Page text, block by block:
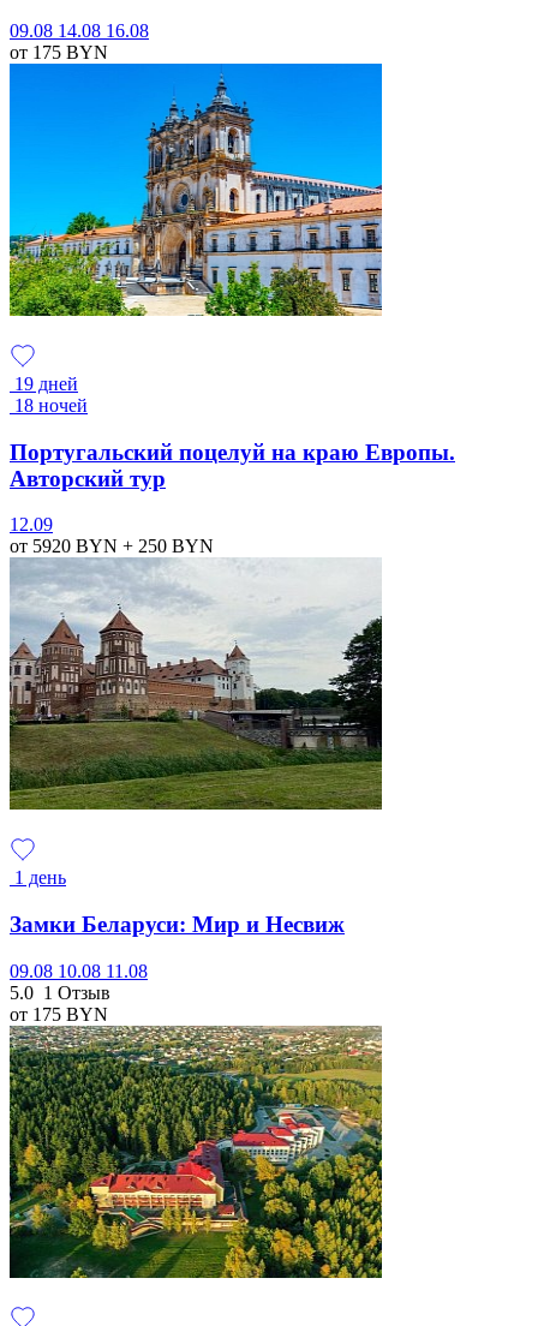
09.08 14.08 16.08
от 175 BYN
19 дней
18 ночей
Португальский поцелуй на краю Европы.
Авторский тур
12.09
от 5920 BYN + 250 BYN
1 день
Замки Беларуси: Мир и Несвиж
09.08 10.08 11.08
5.0 1 Отзыв
от 175 BYN